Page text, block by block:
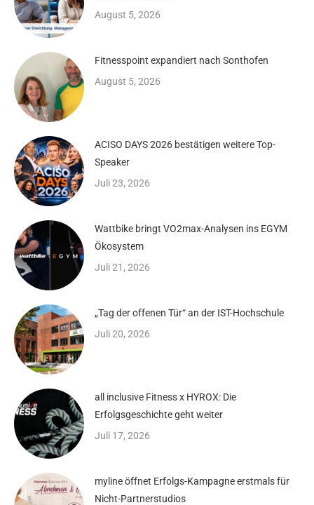
August 5, 2026
Fitnesspoint expandiert nach Sonthofen
August 5, 2026
ACISO DAYS 2026 bestätigen weitere Top-
Speaker
Juli 23, 2026
Wattbike bringt VO2max-Analysen ins EGYM
Ökosystem
Juli 21, 2026
„Tag der offenen Tür“ an der IST-Hochschule
Juli 20, 2026
all inclusive Fitness x HYROX: Die
Erfolgsgeschichte geht weiter
Juli 17, 2026
myline öffnet Erfolgs-Kampagne erstmals für
Nicht-Partnerstudios